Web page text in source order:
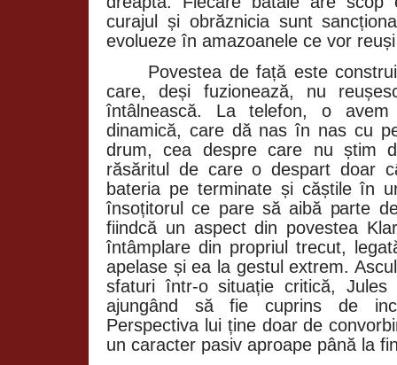
curajul și obrăznicia sunt
evolueze în amazoanele ce vor
Povestea de față este
care, deși fuzionează, nu
întâlnească. La telefon, o avem
dinamică, care dă nas în nas cu
drum, cea despre care nu știm
răsăritul de care o despart doar
bateria pe terminate și căștile în
însoțitorul ce pare să aibă parte
fiindcă un aspect din povestea
întâmplare din propriul trecut,
apelase și ea la gestul extrem.
sfaturi într-o situație critică, Jules
ajungând să fie cuprins de
Perspectiva lui ține doar de
un caracter pasiv aproape până la